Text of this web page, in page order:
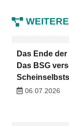
Das Ende
Das BSG
06.07.2026